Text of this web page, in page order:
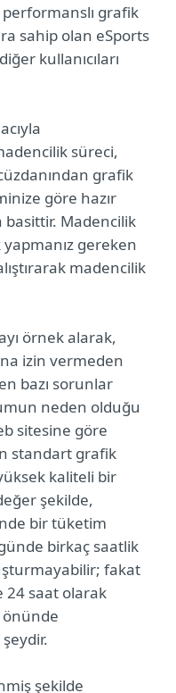
grafik
sahip olan eSports
kullanıcıları
süreci,
grafik
göre hazır
Madencilik
gereken
madencilik
örnek alarak,
izin vermeden
bazı sorunlar
neden olduğu
sitesine göre
standart grafik
kaliteli bir
şekilde,
bir tüketim
birkaç saatlik
fakat
24 saat olarak
önünde
şekilde